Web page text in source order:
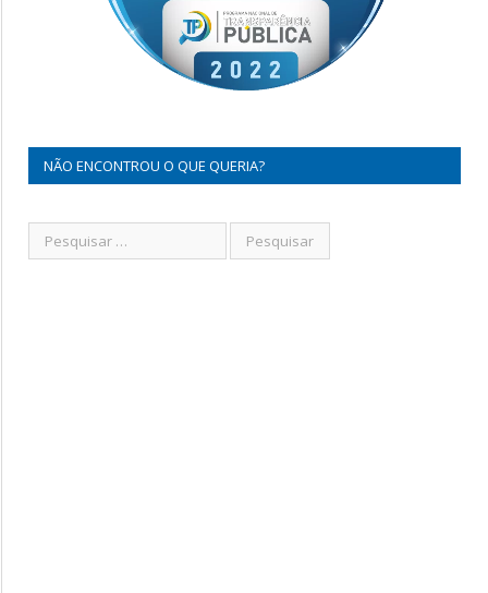
NÃO ENCONTROU O QUE QUERIA?